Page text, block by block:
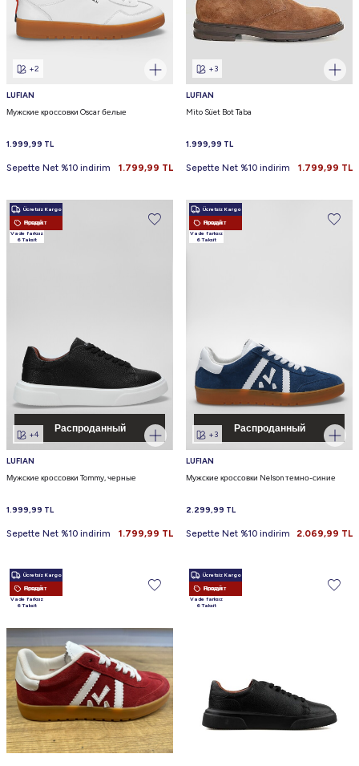
+2
LUFIAN
Мужские кроссовки Oscar белые
1.999,99 TL
Sepette Net %10 indirim 1.799,99 TL
+3
LUFIAN
Mito Süet Bot Taba
1.999,99 TL
Sepette Net %10 indirim 1.799,99 TL
Ücretsiz Kargo
Новый Продукт
Vade farksız
6 Taksit
Распроданный
+4
LUFIAN
Мужские кроссовки Tommy, черные
1.999,99 TL
Sepette Net %10 indirim 1.799,99 TL
Ücretsiz Kargo
Новый Продукт
Vade farksız
6 Taksit
Распроданный
+3
LUFIAN
Мужские кроссовки Nelson темно-синие
2.299,99 TL
Sepette Net %10 indirim 2.069,99 TL
Ücretsiz Kargo
Новый Продукт
Vade farksız
6 Taksit
Ücretsiz Kargo
Новый Продукт
Vade farksız
6 Taksit
Size Özel 100 TL İndirim
Fırsatı
Yeni koleksiyonlar, özel kampanyalar ve
ayrıcalıklı fırsatlardan ilk siz haberdar olun.